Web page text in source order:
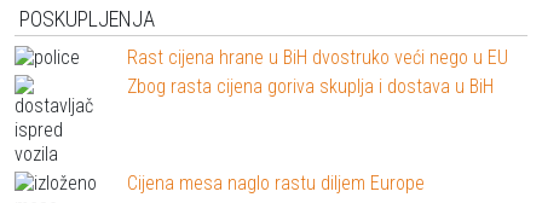
POSKUPLJENJA
Rast cijena hrane u BiH dvostruko veći nego u EU
Zbog rasta cijena goriva skuplja i dostava u BiH
Cijena mesa naglo rastu diljem Europe